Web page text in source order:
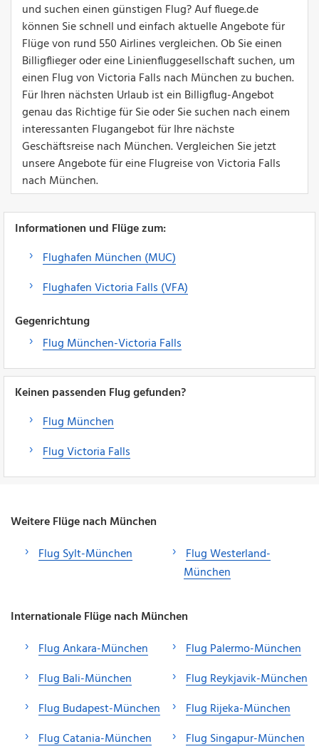
und suchen einen günstigen Flug? Auf fluege.de
können Sie schnell und einfach aktuelle Angebote für
Flüge von rund 550 Airlines vergleichen. Ob Sie einen
Billigflieger oder eine Linienfluggesellschaft suchen, um
einen Flug von Victoria Falls nach München zu buchen.
Für Ihren nächsten Urlaub ist ein Billigflug-Angebot
genau das Richtige für Sie oder Sie suchen nach einem
interessanten Flugangebot für Ihre nächste
Geschäftsreise nach München. Vergleichen Sie jetzt
unsere Angebote für eine Flugreise von Victoria Falls
nach München.
Informationen und Flüge zum:
Flughafen München (MUC)
Flughafen Victoria Falls (VFA)
Gegenrichtung
Flug München-Victoria Falls
Keinen passenden Flug gefunden?
Flug München
Flug Victoria Falls
Weitere Flüge nach München
Flug Sylt-München
Flug Westerland-
München
Internationale Flüge nach München
Flug Ankara-München
Flug Bali-München
Flug Budapest-München
Flug Catania-München
Flug Palermo-München
Flug Reykjavik-München
Flug Rijeka-München
Flug Singapur-München